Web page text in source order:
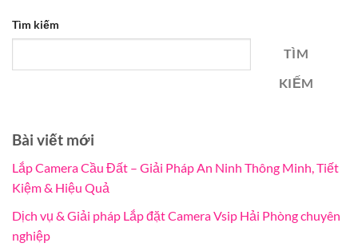
Tìm kiếm
TÌM
KIẾM
Bài viết mới
Lắp Camera Cầu Đất – Giải Pháp An Ninh Thông Minh, Tiết
Kiệm & Hiệu Quả
Dịch vụ & Giải pháp Lắp đặt Camera Vsip Hải Phòng chuyên
nghiệp